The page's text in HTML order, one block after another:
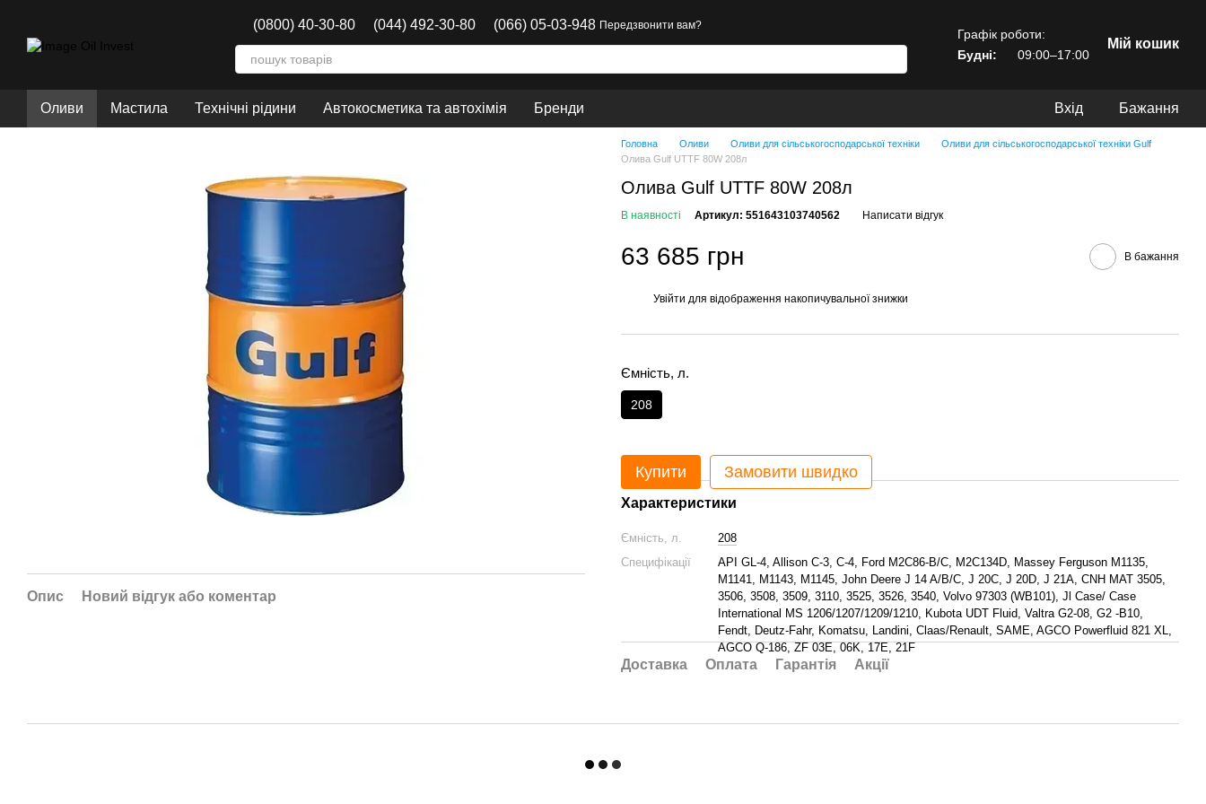
(0800) 40-30-80 (044) 492-30-80 (066) 05-03-948 Передзвонити вам?
Графік роботи:
Будні:
09:00–17:00
Мій кошик
Оливи Мастила Технічні рідини Автокосметика та автохімія Бренди Вхід Бажання
Опис Новий відгук або коментар
Головна Оливи Оливи для сільськогосподарської техніки
Оливи для сільськогосподарської техніки Gulf
Олива Gulf UTTF 80W 208л
Олива Gulf UTTF 80W 208л
В наявності Артикул: 551643103740562 Написати відгук
63 685 грн В бажання
Увійти для відображення накопичувальної знижки
Ємність, л.
208
Купити Замовити швидко
Характеристики
Ємність, л.
208
Специфікації
API GL-4, Allison C-3, C-4, Ford M2C86-B/C, M2C134D, Massey Ferguson M1135,
M1141, M1143, M1145, John Deere J 14 A/B/C, J 20C, J 20D, J 21A, CNH MAT 3505,
3506, 3508, 3509, 3110, 3525, 3526, 3540, Volvo 97303 (WB101), Jl Case/ Case
International MS 1206/1207/1209/1210, Kubota UDT Fluid, Valtra G2-08, G2 -B10,
Fendt, Deutz-Fahr, Komatsu, Landini, Claas/Renault, SAME, AGCO Powerfluid 821 XL,
AGCO Q-186, ZF 03E, 06K, 17E, 21F
Доставка Оплата Гарантія Акції